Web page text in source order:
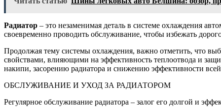
Радиатор – это незаменимая деталь в системе охлаждения
своевременно проводить обслуживание, чтобы избежать
Продолжая тему системы охлаждения, важно отметить, что
свойствами, влияющими на эффективность теплоотвода и
накипи, засорению радиатора и снижению эффективности
ОБСЛУЖИВАНИЕ И УХОД ЗА РАДИАТОРОМ
Регулярное обслуживание радиатора – залог его долгой и